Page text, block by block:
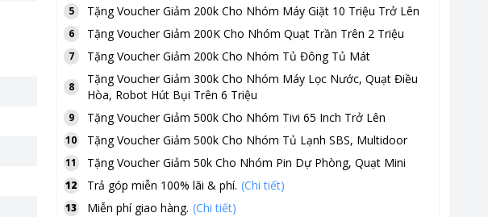
5 TặngVoucher Giảm 200k Cho Nhóm Máy Giặt 10 Triệu Trở Lên
6 TặngVoucher Giảm 200K Cho Nhóm Quạt Trần Trên 2 Triệu
7 TặngVoucher Giảm 200k Cho Nhóm Tủ Đông Tủ Mát
8
TặngVoucher Giảm 300k Cho Nhóm Máy Lọc Nước, Quạt Điều
Hòa, Robot Hút Bụi Trên 6 Triệu
9 TặngVoucher Giảm 500k Cho Nhóm Tivi 65 Inch Trở Lên
10 TặngVoucher Giảm 500k Cho Nhóm Tủ Lạnh SBS, Multidoor
11 TặngVoucher Giảm 50k Cho Nhóm Pin Dự Phòng, Quạt Mini
12 Trả góp miễn 100% lãi & phí. (Chi tiết)
13 Miễn phí giao hàng. (Chi tiết)